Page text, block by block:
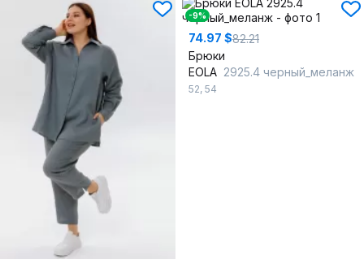
-9%
74.97 $82.21
Брюки
EOLA 2925.4 черный_меланж
52, 54